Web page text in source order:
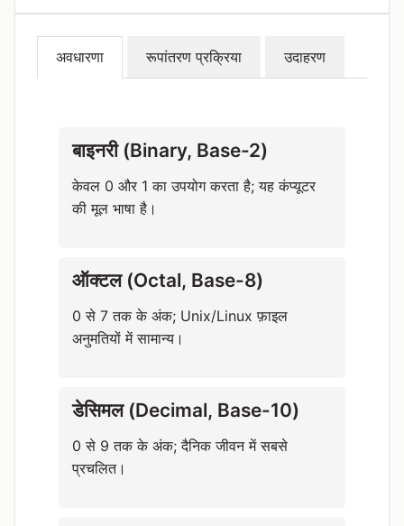
अवधारणा रूपांतरण प्रक्रिया उदाहरण
बाइनरी (Binary, Base-2)
केवल 0 और 1 का उपयोग करता है; यह कंप्यूटर
की मूल भाषा है।
ऑक्टल (Octal, Base-8)
0 से 7 तक के अंक; Unix/Linux फ़ाइल
अनुमतियों में सामान्य।
डेसिमल (Decimal, Base-10)
0 से 9 तक के अंक; दैनिक जीवन में सबसे
प्रचलित।